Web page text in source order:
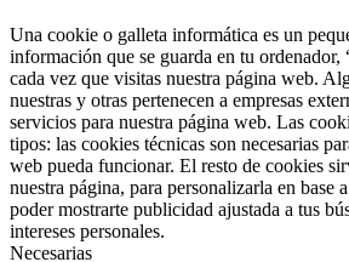
Una cookie o galleta informática es un
información que se guarda en tu ordenador,
cada vez que visitas nuestra página web.
nuestras y otras pertenecen a empresas
servicios para nuestra página web. Las
tipos: las cookies técnicas son necesarias
web pueda funcionar. El resto de cookies
nuestra página, para personalizarla en base
poder mostrarte publicidad ajustada a tus
intereses personales.
Necesarias